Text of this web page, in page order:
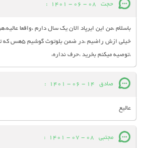
حجت 08 - 06 - 1401
:
باسلام ،من این ایرپاد الان یک سال دارم ،واقعا
خیلی ازش راضیم
،توصیه میکنم بخرید ،حرف نداره،
صادق 14 - 06 - 1401
:
عالیع
مجتبی 08 - 07 - 1401
: